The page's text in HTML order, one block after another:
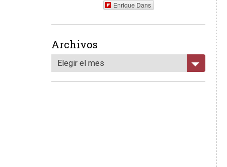
Enrique Dans
Archivos
Elegir el mes